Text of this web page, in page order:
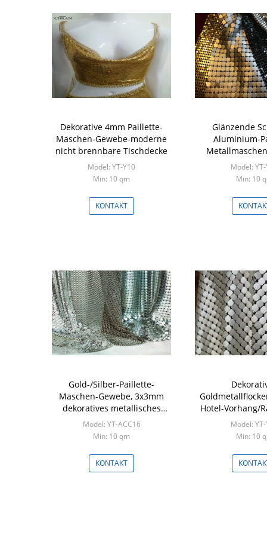
Dekorative 4mm Paillette-
Maschen-Gewebe-moderne
nicht brennbare Tischdecke
Model: YT-Y10
Min: 10 qm
KONTAKT
Glänzende
Aluminium-
1.5x0.45m
säubern
Model:
Min: 10
Gold-/Silber-Paillette-
Maschen-Gewebe, 3x3mm
dekoratives metallisches
Maschen-Gewebe für
Tischdecke
Model: YT-ACC16
Min: 10 qm
KONTAKT
Hotel-Vorhang/
CER
Model:
Min: 10